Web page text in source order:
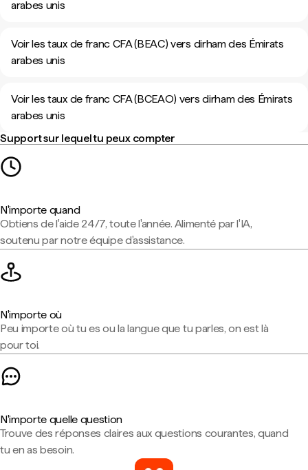
arabes unis
Voir les taux de franc CFA (BEAC) vers dirham des Émirats
arabes unis
Voir les taux de franc CFA (BCEAO) vers dirham des Émirats
arabes unis
Support sur lequel tu peux compter
N'importe quand
Obtiens de l'aide 24/7, toute l'année. Alimenté par l'IA,
soutenu par notre équipe d'assistance.
N'importe où
Peu importe où tu es ou la langue que tu parles, on est là
pour toi.
N'importe quelle question
Trouve des réponses claires aux questions courantes, quand
tu en as besoin.